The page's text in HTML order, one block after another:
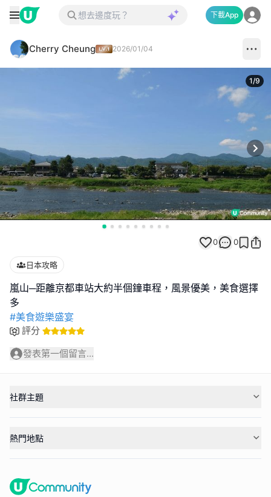
下載App
Cherry Cheung 2026/01/04
1/9
0 0
日本攻略
嵐山─距離京都車站大約半個鐘車程，風景優美，美食選擇
#美食遊樂盛宴
評分
發表第一個留言...
社群主題
熱門地點